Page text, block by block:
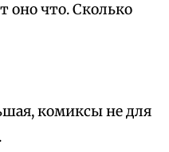
оно что. Сколько
комиксы не для